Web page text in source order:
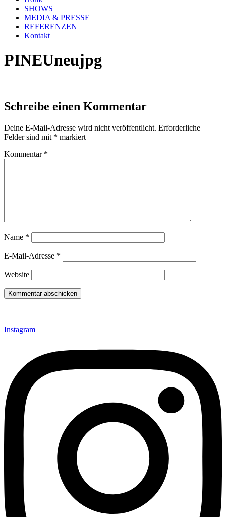
SHOWS
MEDIA & PRESSE
REFERENZEN
Kontakt
PINEUneujpg
Schreibe einen Kommentar
Deine E-Mail-Adresse wird nicht veröffentlicht. Erforderliche
Felder sind mit * markiert
Kommentar *
Name *
E-Mail-Adresse *
Website
Instagram